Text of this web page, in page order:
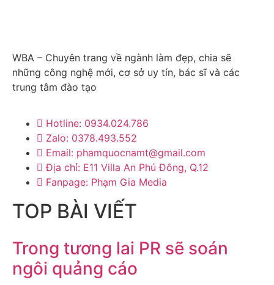
WBA – Chuyên trang về ngành làm đẹp, chia sẽ
những công nghệ mới, cơ sở uy tín, bác sĩ và các
trung tâm đào tạo
Hotline: 0934.024.786
Zalo: 0378.493.552
Email: phamquocnamt@gmail.com
Địa chỉ: E11 Villa An Phú Đông, Q.12
Fanpage: Phạm Gia Media
TOP BÀI VIẾT
Trong tương lai PR sẽ soán
ngôi quảng cáo